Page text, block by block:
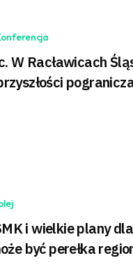
W Racławicach
i wielkie plany
być perełka